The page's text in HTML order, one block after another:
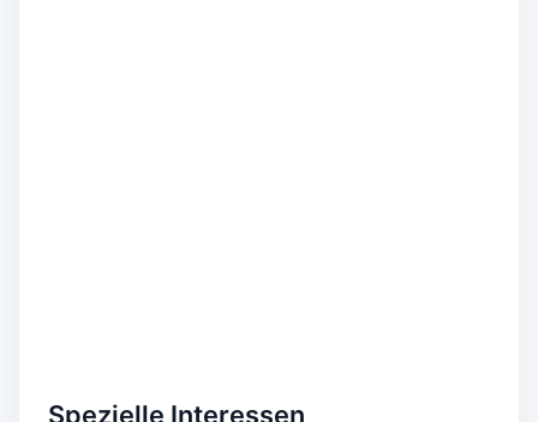
Spezielle Interessen